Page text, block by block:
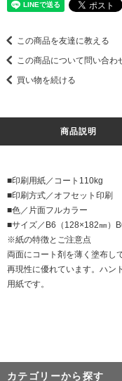
この商品を友達に教える
この商品について問い合わ
買い物を続ける
商品説明
■印刷用紙／コート110kg
■印刷方式／オフセット印刷
■色／片面フルカラー
■サイズ／B6（128×182㎜）
※紙の特徴とご注意点
両面にコート剤を薄く塗布し
再現性に優れています。ハン
用紙です。
カテゴリーから探す